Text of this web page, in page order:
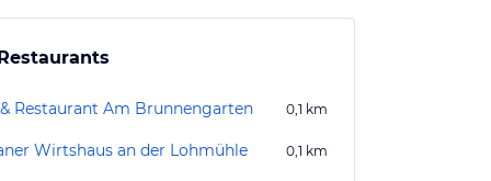
Restaurant Am Brunnengarten 0,1 km
Wirtshaus an der Lohmühle 0,1 km